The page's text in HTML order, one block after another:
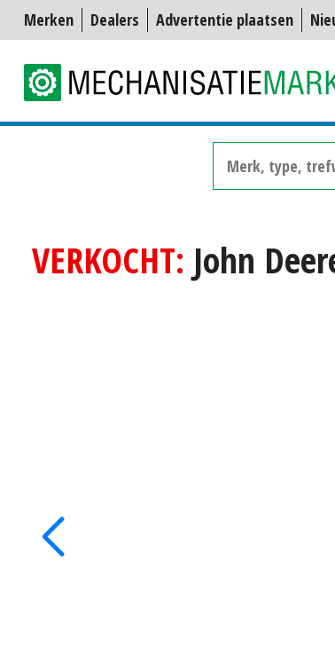
Merken Dealers Advertentie plaatsen
VERKOCHT: John